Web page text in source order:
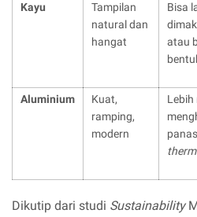
Kayu
Tampilan
natural dan
hangat
Bisa
atau
Aluminium
Kuat,
ramping,
modern
Lebih
Dikutip dari studi Sustainability